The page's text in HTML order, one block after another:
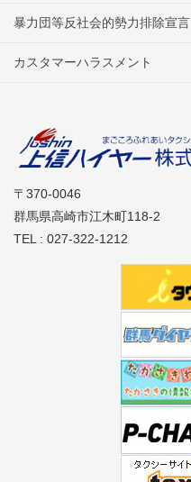
暴力団等反社会的勢力排除宣言
カスタマーハラスメント
〒370-0046
群馬県高崎市江木町118-2
TEL : 027-322-1212